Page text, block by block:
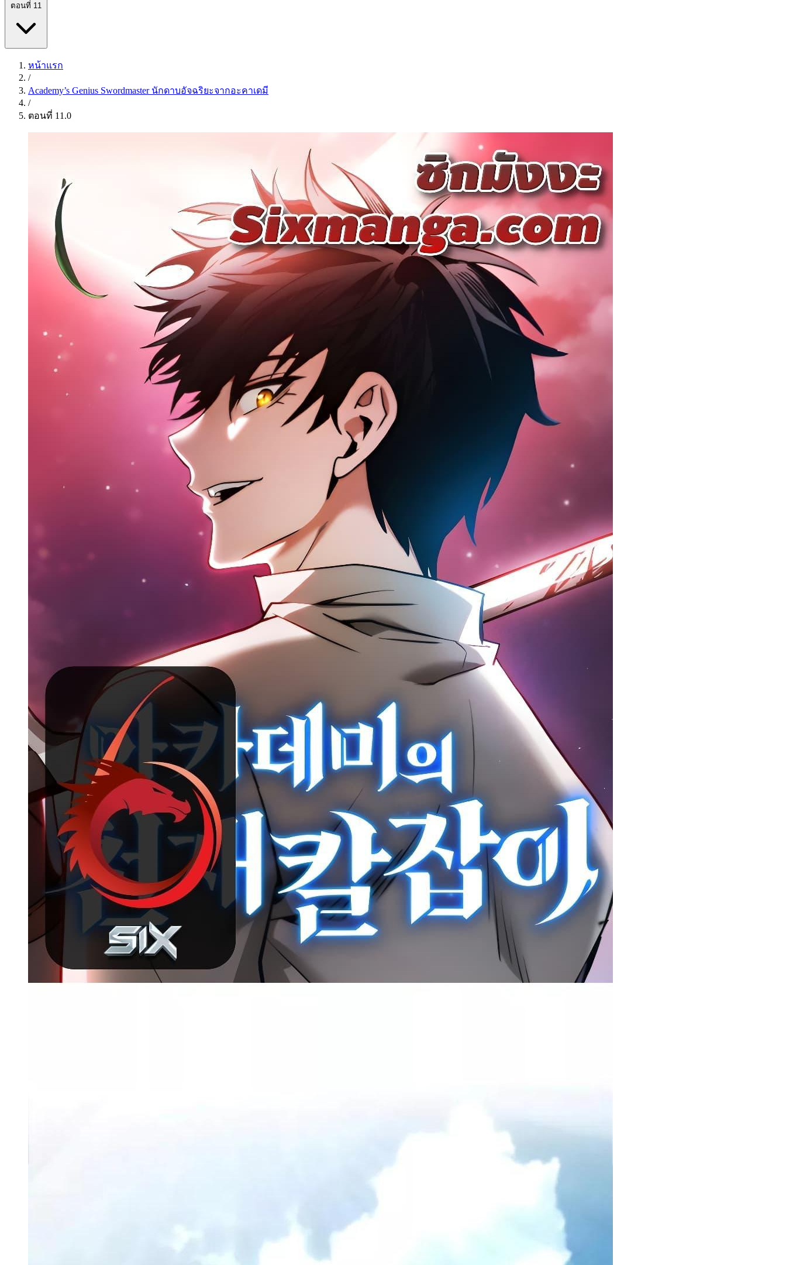
ตอนที่ 11
หน้าแรก
/
Academy’s Genius Swordmaster นักดาบอัจฉริยะจากอะคาเดมี
/
ตอนที่ 11.0